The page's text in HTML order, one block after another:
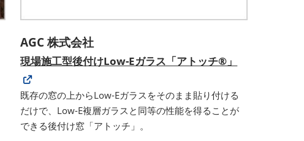
AGC 株式会社
現場施工型後付けLow-Eガラス「アトッチ®」
既存の窓の上からLow-Eガラスをそのまま貼り付ける
だけで、Low-E複層ガラスと同等の性能を得ることが
できる後付け窓「アトッチ」。